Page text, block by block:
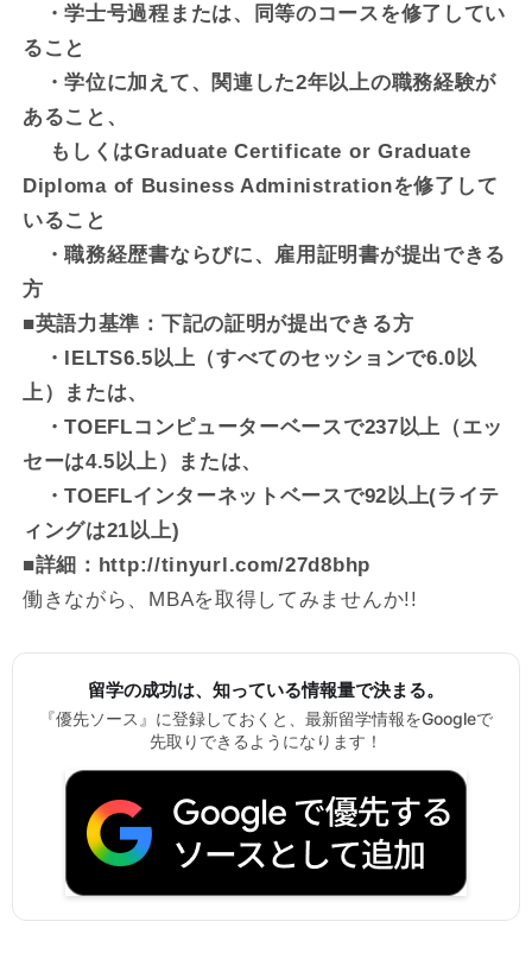
・学士号過程または、同等のコースを修了してい
ること
・学位に加えて、関連した2年以上の職務経験が
あること、
もしくはGraduate Certificate or Graduate
Diploma of Business Administrationを修了して
いること
・職務経歴書ならびに、雇用証明書が提出できる
方
■英語力基準：下記の証明が提出できる方
・IELTS6.5以上（すべてのセッションで6.0以
上）または、
・TOEFLコンピューターベースで237以上（エッ
セーは4.5以上）または、
・TOEFLインターネットベースで92以上(ライテ
ィングは21以上)
■詳細：http://tinyurl.com/27d8bhp
働きながら、MBAを取得してみませんか!!
留学の成功は、知っている情報量で決まる。
『優先ソース』に登録しておくと、最新留学情報をGoogleで
先取りできるようになります！